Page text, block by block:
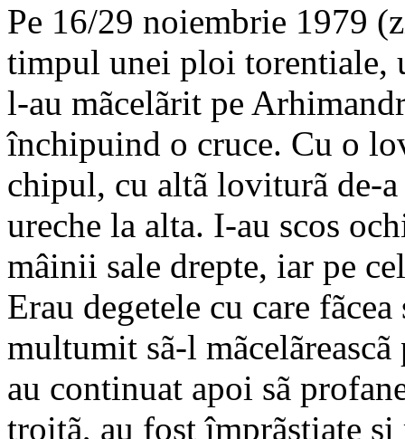
Pe 16/29 noiembrie 1979
timpul unei ploi torentiale,
l-au mãcelãrit pe
închipuind o cruce. Cu o
chipul, cu altã loviturã de-
ureche la alta. I-au scos
mâinii sale drepte, iar pe
Erau degetele cu care
multumit sã-l
au continuat apoi sã
troitã, au fost împrãstiate